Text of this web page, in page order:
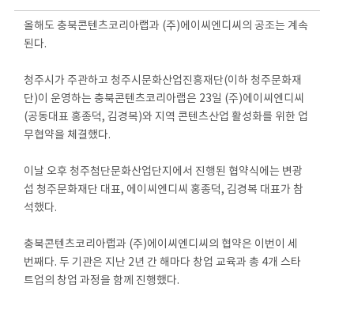
올해도 충북콘텐츠코리아랩과 (주)에이씨엔디씨의 공조는 계속
된다.
청주시가 주관하고 청주시문화산업진흥재단(이하 청주문화재
단)이 운영하는 충북콘텐츠코리아랩은 23일 (주)에이씨엔디씨
(공동대표 홍종덕, 김경복)와 지역 콘텐츠산업 활성화를 위한 업
무협약을 체결했다.
이날 오후 청주첨단문화산업단지에서 진행된 협약식에는 변광
섭 청주문화재단 대표, 에이씨엔디씨 홍종덕, 김경복 대표가 참
석했다.
충북콘텐츠코리아랩과 (주)에이씨엔디씨의 협약은 이번이 세
번째다. 두 기관은 지난 2년 간 해마다 창업 교육과 총 4개 스타
트업의 창업 과정을 함께 진행했다.